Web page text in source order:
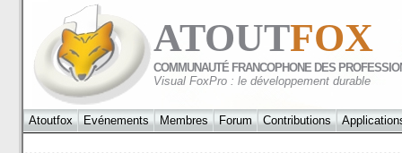
ATOUTFOX
COMMUNAUTÉ FRANCOPHONE DES
Visual FoxPro : le développement durable
Atoutfox Evénements Membres Forum Contributions